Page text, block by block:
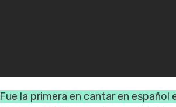
Fue la primera en cantar en español